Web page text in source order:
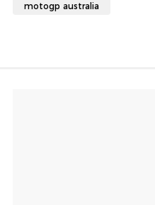
motogp australia